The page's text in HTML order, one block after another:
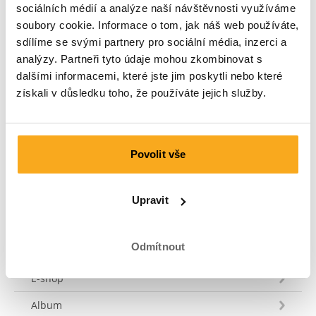
sociálních médií a analýze naší návštěvnosti využíváme
soubory cookie. Informace o tom, jak náš web používáte,
sdílíme se svými partnery pro sociální média, inzerci a
analýzy. Partneři tyto údaje mohou zkombinovat s
dalšími informacemi, které jste jim poskytli nebo které
získali v důsledku toho, že používáte jejich služby.
Povolit vše
Upravit
Odmítnout
odpovědět na tvůj dotaz do 3 pracovních dnů. Tel: +31
73 303 41 75 (ma–pá, 09:00–12:00).
Poslat zprávu
Přeprava a dodání
Získej 10 € kredit do obchodu
E-shop
Album